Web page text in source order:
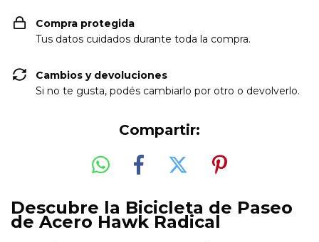
Compra protegida
Tus datos cuidados durante toda la compra.
Cambios y devoluciones
Si no te gusta, podés cambiarlo por otro o devolverlo.
Compartir:
Descubre la Bicicleta de Paseo
de Acero Hawk Radical